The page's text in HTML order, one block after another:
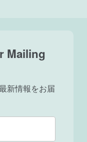
Mailing
新情報をお届